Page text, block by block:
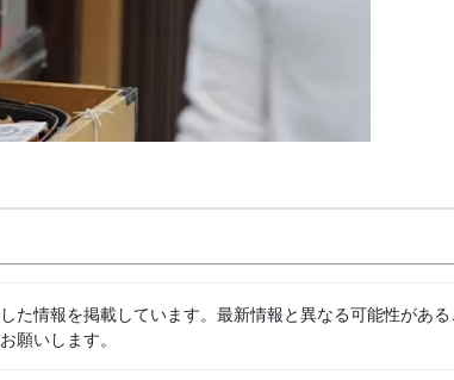
た情報を掲載しています。最新情報と異なる可能性があ
願いします。